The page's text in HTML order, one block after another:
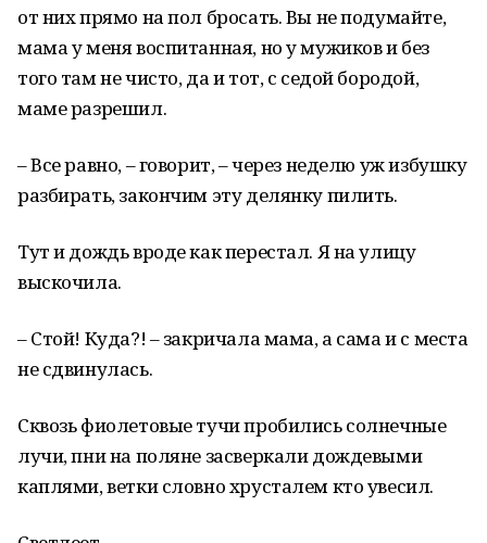
от них прямо на пол бросать. Вы не подумайте,
мама у меня воспитанная, но у мужиков и без
того там не чисто, да и тот, с седой бородой,
маме разрешил.
– Все равно, – говорит, – через неделю уж избушку
разбирать, закончим эту делянку пилить.
Тут и дождь вроде как перестал. Я на улицу
выскочила.
– Стой! Куда?! – закричала мама, а сама и с места
не сдвинулась.
Сквозь фиолетовые тучи пробились солнечные
лучи, пни на поляне засверкали дождевыми
каплями, ветки словно хрусталем кто увесил.